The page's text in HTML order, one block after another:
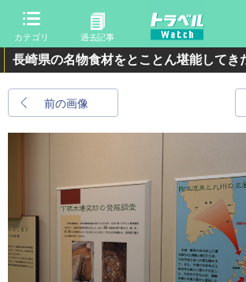
カテゴリ 過去記事
長崎県の名物食材をとことん堪能してき
前の画像